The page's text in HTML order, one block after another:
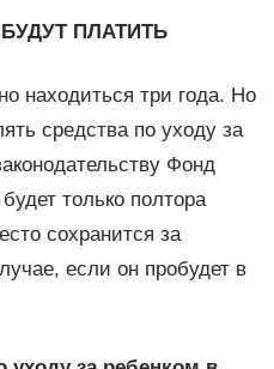
ПЛАТИТЬ
находиться три года. Но
средства по уходу за
Фонд
только полтора
сохранится за
если он пробудет в